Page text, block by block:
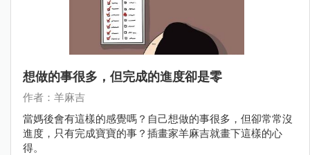
想做的事很多，但完成的進度卻是零
作者：羊麻吉
當媽後會有這樣的感覺嗎？自己想做的事很多，但卻常常沒
進度，只有完成寶寶的事？插畫家羊麻吉就畫下這樣的心
得。